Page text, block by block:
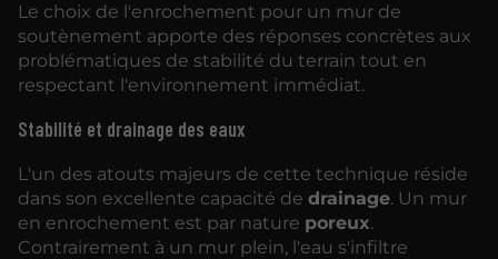
Le choix de l'enrochement pour un mur de
soutènement apporte des réponses concrètes aux
problématiques de stabilité du terrain tout en
respectant l'environnement immédiat.
Stabilité et drainage des eaux
L'un des atouts majeurs de cette technique réside
dans son excellente capacité de drainage. Un mur
en enrochement est par nature poreux.
Contrairement à un mur plein, l'eau s'infiltre